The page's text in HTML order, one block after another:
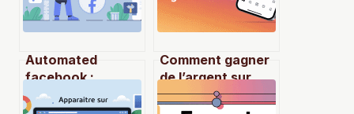
Automated
facebook :
stratégies, outils
Comment gagner
de l’argent sur
instagram sans